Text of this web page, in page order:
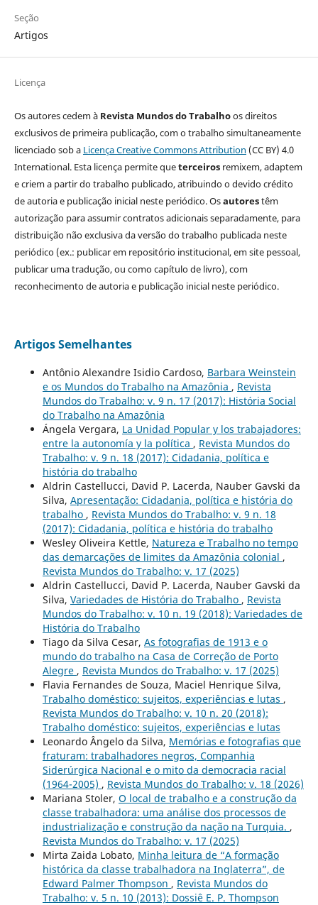
Seção
Artigos
Licença
Os autores cedem à Revista Mundos do Trabalhoos direitos
exclusivos de primeira publicação, com o trabalho simultaneamente
licenciado sob a Licença Creative Commons Attribution (CC BY) 4.0
International. Esta licença permite queterceirosremixem, adaptem
e criem a partir do trabalho publicado, atribuindo o devido crédito
de autoria e publicação inicial neste periódico. Osautorestêm
autorização para assumir contratos adicionais separadamente, para
distribuição não exclusiva da versão do trabalho publicada neste
periódico (ex.: publicar em repositório institucional, em site pessoal,
publicar uma tradução, ou como capítulo de livro), com
reconhecimento de autoria e publicação inicial neste periódico.
Artigos Semelhantes
Antônio Alexandre Isidio Cardoso, Barbara Weinstein
e os Mundos do Trabalho na Amazônia , Revista
Mundos do Trabalho: v. 9 n. 17 (2017): História Social
do Trabalho na Amazônia
Ángela Vergara, La Unidad Popular y los trabajadores:
entre la autonomía y la política , Revista Mundos do
Trabalho: v. 9 n. 18 (2017): Cidadania, política e
história do trabalho
Aldrin Castellucci, David P. Lacerda, Nauber Gavski da
Silva, Apresentação: Cidadania, política e história do
trabalho , Revista Mundos do Trabalho: v. 9 n. 18
(2017): Cidadania, política e história do trabalho
Wesley Oliveira Kettle, Natureza e Trabalho no tempo
das demarcações de limites da Amazônia colonial ,
Revista Mundos do Trabalho: v. 17 (2025)
Aldrin Castellucci, David P. Lacerda, Nauber Gavski da
Silva, Variedades de História do Trabalho , Revista
Mundos do Trabalho: v. 10 n. 19 (2018): Variedades de
História do Trabalho
Tiago da Silva Cesar, As fotografias de 1913 e o
mundo do trabalho na Casa de Correção de Porto
Alegre , Revista Mundos do Trabalho: v. 17 (2025)
Flavia Fernandes de Souza, Maciel Henrique Silva,
Trabalho doméstico: sujeitos, experiências e lutas ,
Revista Mundos do Trabalho: v. 10 n. 20 (2018):
Trabalho doméstico: sujeitos, experiências e lutas
Leonardo Ângelo da Silva, Memórias e fotografias que
fraturam: trabalhadores negros, Companhia
Siderúrgica Nacional e o mito da democracia racial
(1964-2005) , Revista Mundos do Trabalho: v. 18 (2026)
Mariana Stoler, O local de trabalho e a construção da
classe trabalhadora: uma análise dos processos de
industrialização e construção da nação na Turquia. ,
Revista Mundos do Trabalho: v. 17 (2025)
Mirta Zaida Lobato, Minha leitura de “A formação
histórica da classe trabalhadora na Inglaterra”, de
Edward Palmer Thompson , Revista Mundos do
Trabalho: v. 5 n. 10 (2013): Dossiê E. P. Thompson